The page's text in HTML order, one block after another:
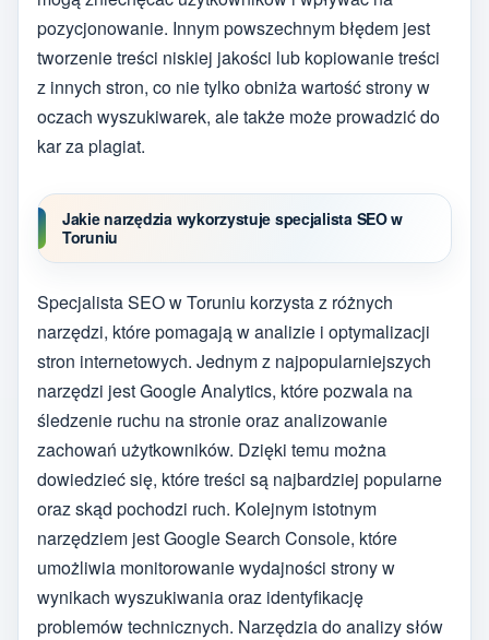
pozycjonowanie. Innym powszechnym błędem jest
tworzenie treści niskiej jakości lub kopiowanie treści
z innych stron, co nie tylko obniża wartość strony w
oczach wyszukiwarek, ale także może prowadzić do
kar za plagiat.
Jakie narzędzia wykorzystuje specjalista SEO w
Toruniu
Specjalista SEO w Toruniu korzysta z różnych
narzędzi, które pomagają w analizie i optymalizacji
stron internetowych. Jednym z najpopularniejszych
narzędzi jest Google Analytics, które pozwala na
śledzenie ruchu na stronie oraz analizowanie
zachowań użytkowników. Dzięki temu można
dowiedzieć się, które treści są najbardziej popularne
oraz skąd pochodzi ruch. Kolejnym istotnym
narzędziem jest Google Search Console, które
umożliwia monitorowanie wydajności strony w
wynikach wyszukiwania oraz identyfikację
problemów technicznych. Narzędzia do analizy słów